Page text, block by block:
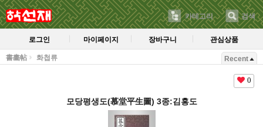
카테고리 검색
로그인 마이페이지 장바구니 관심상품
書畵帖 화첩류 Recent
0
모당평생도(慕堂平生圖) 3종:김홍도